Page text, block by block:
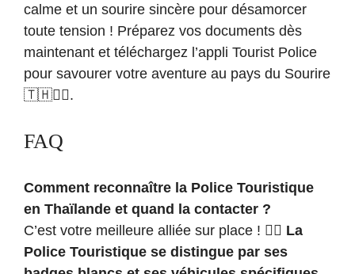
calme et un sourire sincère pour désamorcer
toute tension ! Préparez vos documents dès
maintenant et téléchargez l’appli Tourist Police
pour savourer votre aventure au pays du Sourire
🇹🇭👮‍♂️.
FAQ
Comment reconnaître la Police Touristique
en Thaïlande et quand la contacter ?
C’est votre meilleure alliée sur place ! 👮‍♂️ La
Police Touristique se distingue par ses